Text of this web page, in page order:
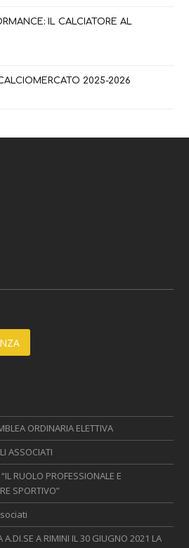
IL CALCIATORE AL
2025-2026
ORDINARIA ELETTIVA
ASSOCIATI
RUOLO PROFESSIONALE E
SPORTIVO”
A.DI.SE A RIMINI IL 30 GIUGNO 2021 LA